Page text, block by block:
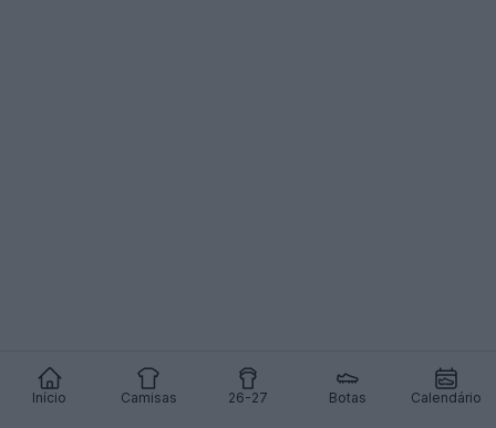
Início Camisas 26-27 Botas Calendário